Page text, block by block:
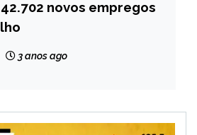
novos empregos
3 anos ago